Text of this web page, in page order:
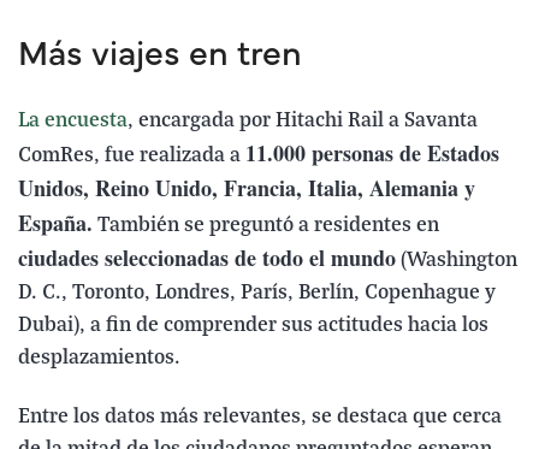
Más viajes en tren
La encuesta, encargada por Hitachi Rail a Savanta
ComRes, fue realizada a 11.000 personas de Estados
Unidos, Reino Unido, Francia, Italia, Alemania y
España. También se preguntó a residentes en
ciudades seleccionadas de todo el mundo (Washington
D. C., Toronto, Londres, París, Berlín, Copenhague y
Dubai), a fin de comprender sus actitudes hacia los
desplazamientos.
Entre los datos más relevantes, se destaca que cerca